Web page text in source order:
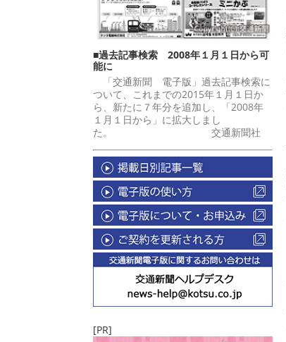
■過去記事検索 2008年１月１日から可
能に
「交通新聞 電子版」過去記事検索に
ついて、これまでの2015年１月１日か
ら、新たに７年分を追加し、「2008年
１月１日から」に拡大しまし
た。 交通新聞社
[PR]